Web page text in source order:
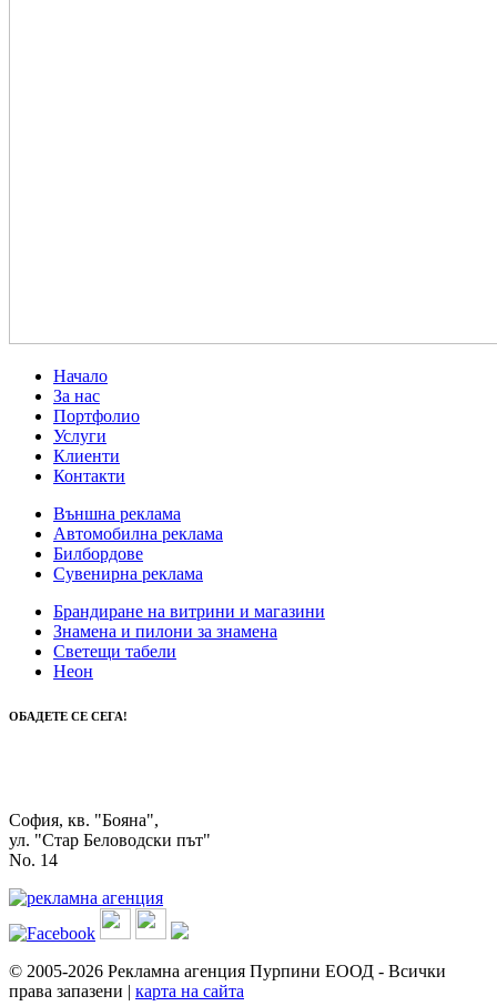
Начало
За нас
Портфолио
Услуги
Клиенти
Контакти
Външна реклама
Автомобилна реклама
Билбордове
Сувенирна реклама
Брандиране на витрини и магазини
Знамена и пилони за знамена
Светещи табели
Неон
ОБАДЕТЕ СЕ СЕГА!
София, кв. "Бояна",
ул. "Стар Беловодски път"
No. 14
© 2005-2026 Рекламна агенция Пурпини ЕООД - Всички
права запазени | карта на сайта